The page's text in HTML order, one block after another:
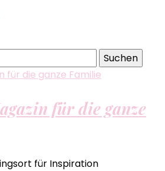
für die ganze
für Inspiration